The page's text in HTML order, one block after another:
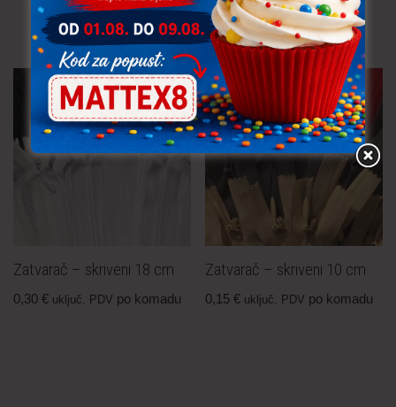
komadu
Zatvarač – skriveni 18 cm
0,30 € uključ. PDV po komadu
Zatvarač – skriveni 10 cm
0,15€ uključ. PDV po komadu